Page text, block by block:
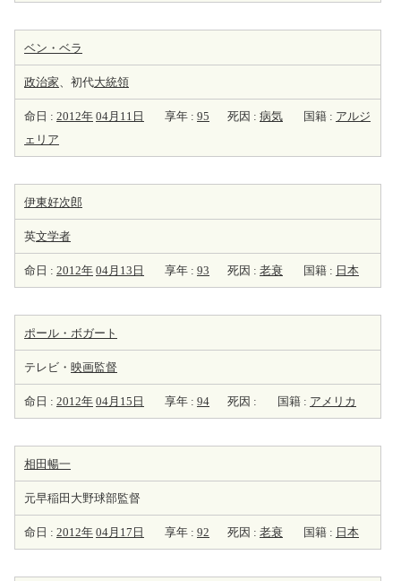
ベン・ベラ
政治家、初代大統領
命日 : 2012年 04月11日 享年 : 95 死因 : 病気 国籍 : アルジ
ェリア
伊東好次郎
英文学者
命日 : 2012年 04月13日 享年 : 93 死因 : 老衰 国籍 : 日本
ポール・ボガート
テレビ・ 映画監督
命日 : 2012年 04月15日 享年 : 94 死因 : 国籍 : アメリカ
相田暢一
元早稲田大野球部監督
命日 : 2012年 04月17日 享年 : 92 死因 : 老衰 国籍 : 日本